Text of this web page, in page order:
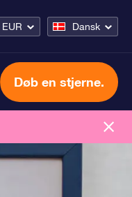
EUR Dansk
Døb en stjerne.